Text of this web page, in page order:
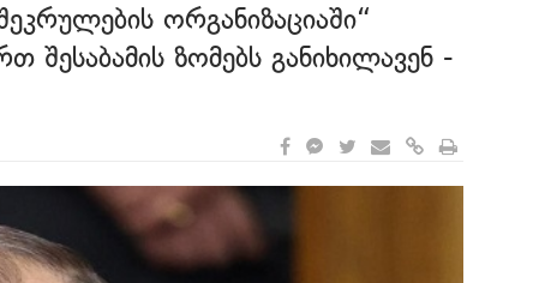
ორგანიზაციაში“
შესაბამის ზომებს განიხილავენ -